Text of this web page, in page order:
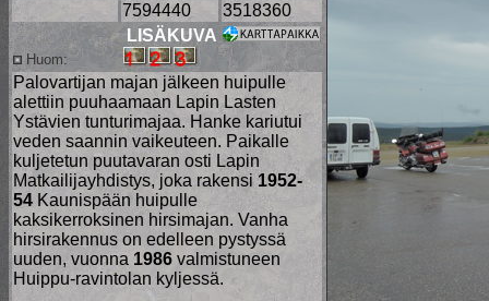
7594440 3518360
Huom:
LISÄKUVA
Palovartijan majan jälkeen huipulle
alettiin puuhaamaan Lapin Lasten
Ystävien tunturimajaa. Hanke kariutui
veden saannin vaikeuteen. Paikalle
kuljetetun puutavaran osti Lapin
Matkailijayhdistys, joka rakensi 1952-
54 Kaunispään huipulle
kaksikerroksinen hirsimajan. Vanha
hirsirakennus on edelleen pystyssä
uuden, vuonna 1986 valmistuneen
Huippu-ravintolan kyljessä.